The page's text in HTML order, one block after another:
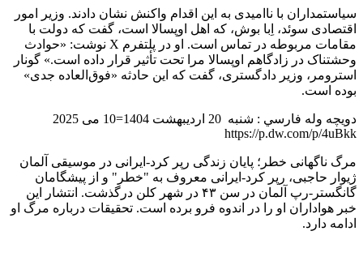
سیاستمداران با ناامیدی به این اقدام واکنش نشان دادند. وزیر امور
اقتصادی سوئد، اِبا بوش، که اهل اوپسالا است، گفت که دولت با
مقامات مربوطه در تماس است. او در پلتفرم X نوشت: «حوادث
وحشتناک در زادگاهم اوپسالا مرا تحت تأثیر قرار داده است.» گونار
استرومر، وزیر دادگستری، گفت که این حادثه «فوق‌العاده جدی»
بوده است.
دويچه وله فارسي : شنبه 20 اردیبهشت 1404=10 می 2025
https://p.dw.com/p/4uBkk
مرگ ناگهانی خطر؛ پایان زندگی رپر کرد-ایرانی در موسیقی آلمان
ژیوار حاجبی، رپر کرد-ایرانی معروف به "خطر" و از پیشگامان
گانگستر-رپ آلمان در سن ۴۳ در شهر کلن درگذشت. انتشار این
خبر هواداران او را در اندوه فرو برده است. تحقیقات درباره مرگ او
ادامه دارد.